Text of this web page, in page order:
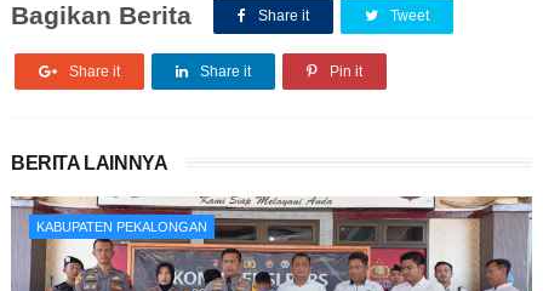
Bagikan Berita Share it Tweet
Share it Share it Pin it
BERITA LAINNYA
KABUPATEN PEKALONGAN